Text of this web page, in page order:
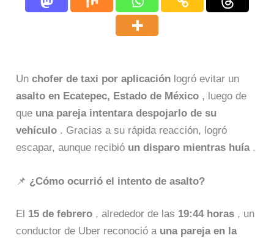
Unchofer de taxi por aplicación logró evitar un
asalto en Ecatepec, Estado de México , luego de
que una pareja intentara despojarlo de su
vehículo . Gracias a su rápida reacción, logró
escapar, aunque recibió un disparo mientras huía.
📌 ¿Cómo ocurrió el intento de asalto?
El 15 de febrero , alrededor de las 19:44 horas , un
conductor de Uber reconoció a una pareja en la